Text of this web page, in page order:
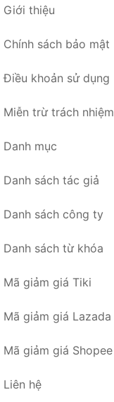
Giới thiệu
Chính sách bảo mật
Điều khoản sử dụng
Miễn trừ trách nhiệm
Danh mục
Danh sách tác giả
Danh sách công ty
Danh sách từ khóa
Mã giảm giá Tiki
Mã giảm giá Lazada
Mã giảm giá Shopee
Liên hệ